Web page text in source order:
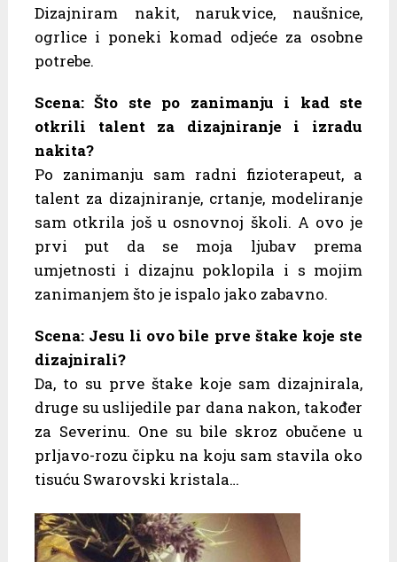
Dizajniram nakit, narukvice, naušnice,
ogrlice i poneki komad odjeće za osobne
potrebe.
Scena: Što ste po zanimanju i kad ste
otkrili talent za dizajniranje i izradu
nakita?
Po zanimanju sam radni fizioterapeut, a
talent za dizajniranje, crtanje, modeliranje
sam otkrila još u osnovnoj školi. A ovo je
prvi put da se moja ljubav prema
umjetnosti i dizajnu poklopila i s mojim
zanimanjem što je ispalo jako zabavno.
Scena: Jesu li ovo bile prve štake koje ste
dizajnirali?
Da, to su prve štake koje sam dizajnirala,
druge su uslijedile par dana nakon, također
za Severinu. One su bile skroz obučene u
prljavo-rozu čipku na koju sam stavila oko
tisuću Swarovski kristala…